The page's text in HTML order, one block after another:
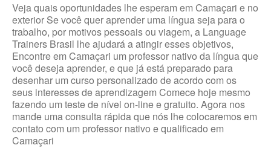
Veja quais oportunidades lhe esperam em Camaçari e no
exterior Se você quer aprender uma língua seja para o
trabalho, por motivos pessoais ou viagem, a Language
Trainers Brasil lhe ajudará a atingir esses objetivos,
Encontre em Camaçari um professor nativo da língua que
você deseja aprender, e que já está preparado para
desenhar um curso personalizado de acordo com os
seus interesses de aprendizagem Comece hoje mesmo
fazendo um teste de nível on-line e gratuito. Agora nos
mande uma consulta rápida que nós lhe colocaremos em
contato com um professor nativo e qualificado em
Camaçari